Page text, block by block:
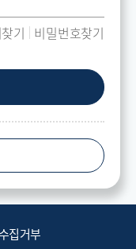
집거부
기 비밀번호찾기